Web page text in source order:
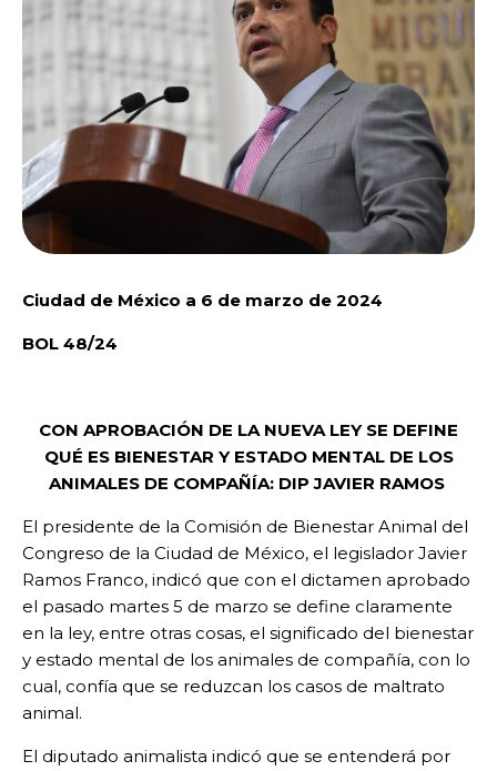
Ciudad de México a 6 de marzo de 2024
BOL 48/24
CON APROBACIÓN DE LA NUEVA LEY SE DEFINE
QUÉ ES BIENESTAR Y ESTADO MENTAL DE LOS
ANIMALES DE COMPAÑÍA: DIP JAVIER RAMOS
El presidente de la Comisión de Bienestar Animal del
Congreso de la Ciudad de México, el legislador Javier
Ramos Franco, indicó que con el dictamen aprobado
el pasado martes 5 de marzo se define claramente
en la ley, entre otras cosas, el significado del bienestar
y estado mental de los animales de compañía, con lo
cual, confía que se reduzcan los casos de maltrato
animal.
El diputado animalista indicó que se entenderá por